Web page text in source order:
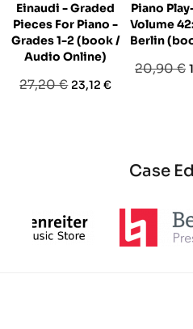
Einaudi - Graded
Pieces For Piano -
Grades 1-2 (book /
Audio Online)
Prezzo
27,20 € Prezzo
23,12 €
Piano
Volume
Berlin
Prezzo
20,90 €
Case